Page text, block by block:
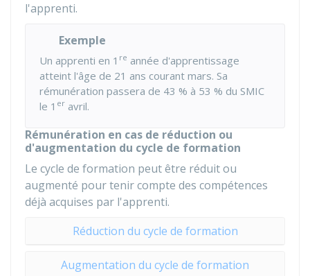
l'apprenti.
Exemple
Un apprenti en 1 re année d'apprentissage
atteint l'âge de 21 ans courant mars. Sa
rémunération passera de 43 % à 53 % du SMIC
le 1 er avril.
Rémunération en cas de réduction ou
d'augmentation du cycle de formation
Le cycle de formation peut être réduit ou
augmenté pour tenir compte des compétences
déjà acquises par l'apprenti.
Réduction du cycle de formation
Augmentation du cycle de formation